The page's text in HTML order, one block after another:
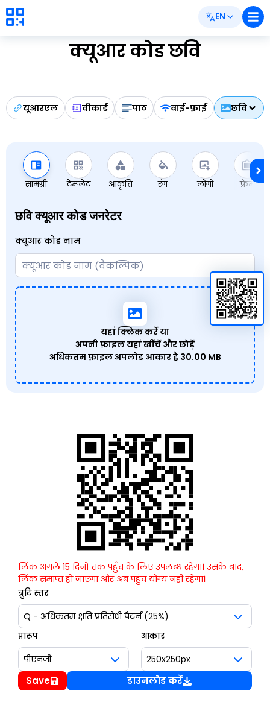
EN
क्यूआर कोड छवि
यूआरएल वीकार्ड पाठ वाई-फ़ाई छवि
सामग्री टेम्प्लेट आकृति रंग लोगो फ़्रेम
छवि क्यूआर कोड जनरेटर
क्यूआर कोड नाम
यहां क्लिक करें या
अपनी फ़ाइल यहां खींचें और छोड़ें
अधिकतम फ़ाइल अपलोड आकार है 30.00 MB
लिंक अगले 15 दिनों तक पहुँच के लिए उपलब्ध रहेगा। उसके बाद,
लिंक समाप्त हो जाएगा और अब पहुंच योग्य नहीं रहेगा।
त्रुटि स्तर
प्रारूप आकार
Save डाउनलोड करें